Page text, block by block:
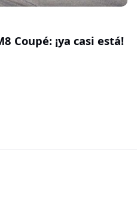
Coupé: ¡ya casi está!